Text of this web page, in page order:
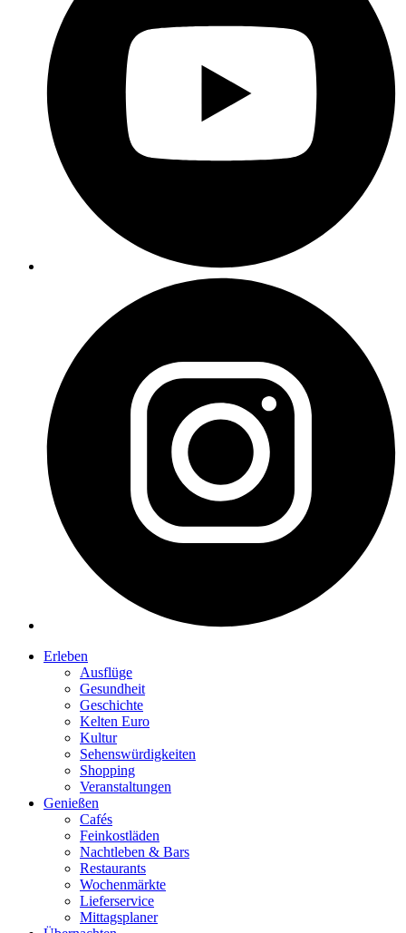
Erleben
Ausflüge
Gesundheit
Geschichte
Kelten Euro
Kultur
Sehenswürdigkeiten
Shopping
Veranstaltungen
Genießen
Cafés
Feinkostläden
Nachtleben & Bars
Restaurants
Wochenmärkte
Lieferservice
Mittagsplaner